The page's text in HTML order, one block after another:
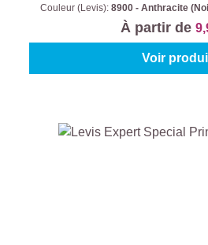
Couleur (Levis): 8900 - Anthracite
À partir de
Voir